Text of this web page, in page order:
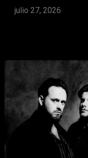
julio 27, 2026